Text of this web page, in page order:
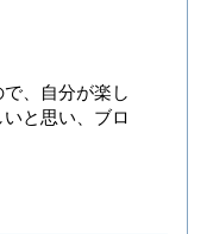
、自分が楽し
と思い、ブロ